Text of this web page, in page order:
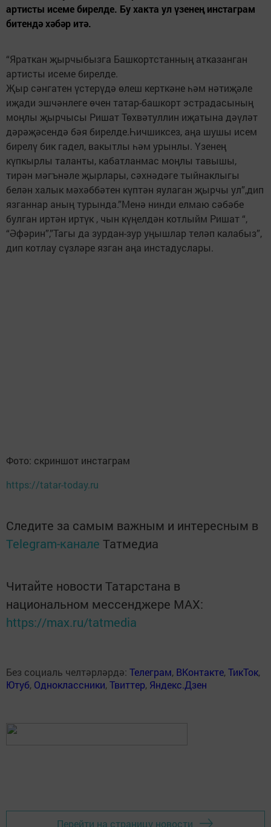
артисты исеме бирелде. Бу хакта ул үзенең инстаграм
битендә хәбәр итә.
“Яраткан җырчыбызга Башкортстанның атказанган
артисты исеме бирелде.
Җыр сәнгатен үстерүдә өлеш керткәне һәм нәтиҗәле
иҗади эшчәнлеге өчен татар-башкорт эстрадасының
моңлы җырчысы Ришат Төхвәтуллин иҗатына дәүләт
дәрәҗәсендә бәя бирелде.Һичшиксез, аңа шушы исем
бирелү бик гадел, вакытлы һәм урынлы. Үзенең
күпкырлы таланты, кабатланмас моңлы тавышы,
тирән мәгънәле җырлары, сәхнәдәге тыйнаклыгы
белән халык мәхәббәтен күптән яулаган җырчы ул”,дип
язганнар аның турында.”Менә нинди елмаю сәбәбе
булган иртән иртүк , чын күңелдән котлыйм Ришат “,
“Әфәрин”,”Тагы да зурдан-зур уңышлар теләп калабыз”,
дип котлау сүзләре язган аңа инстадуслары.
Фото: скриншот инстаграм
https://tatar-today.ru
Следите за самым важным и интересным в
Telegram-канале Татмедиа
Читайте новости Татарстана в
национальном мессенджере MАХ:
https://max.ru/tatmedia
Без социаль челтәрләрдә: Телеграм, ВКонтакте,ТикТок,
Ютуб, Одноклассники,Твиттер, Яндекс.Дзен
Перейти на страницу новости